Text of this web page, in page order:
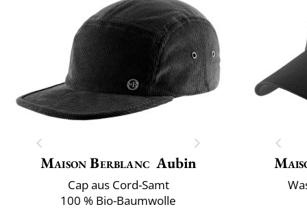
Maison Berblanc Aubin
Cap aus Cord-Samt
100 % Bio-Baumwolle